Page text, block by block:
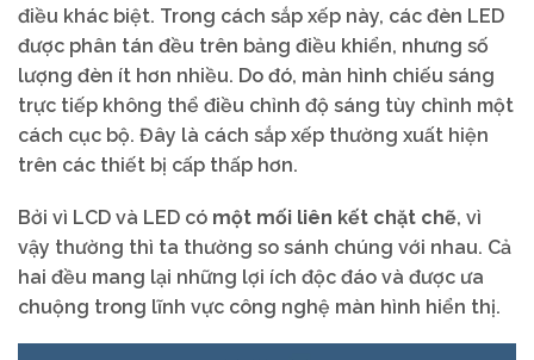
điều khác biệt. Trong cách sắp xếp này, các đèn LED
được phân tán đều trên bảng điều khiển, nhưng số
lượng đèn ít hơn nhiều. Do đó, màn hình chiếu sáng
trực tiếp không thể điều chỉnh độ sáng tùy chỉnh một
cách cục bộ. Đây là cách sắp xếp thường xuất hiện
trên các thiết bị cấp thấp hơn.
Bởi vì LCD và LED có một mối liên kết chặt chẽ, vì
vậy thường thì ta thường so sánh chúng với nhau. Cả
hai đều mang lại những lợi ích độc đáo và được ưa
chuộng trong lĩnh vực công nghệ màn hình hiển thị.